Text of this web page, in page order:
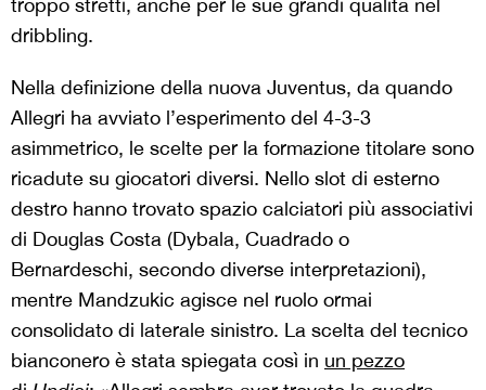
troppo stretti, anche per le sue grandi qualità nel
dribbling.
Nella definizione della nuova Juventus, da quando
Allegri ha avviato l’esperimento del 4-3-3
asimmetrico, le scelte per la formazione titolare sono
ricadute su giocatori diversi. Nello slot di esterno
destro hanno trovato spazio calciatori più associativi
di Douglas Costa (Dybala, Cuadrado o
Bernardeschi, secondo diverse interpretazioni),
mentre Mandzukic agisce nel ruolo ormai
consolidato di laterale sinistro. La scelta del tecnico
bianconero è stata spiegata così in un pezzo